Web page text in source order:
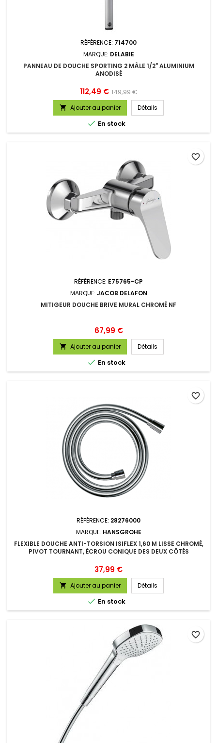
RÉFÉRENCE: 714700
MARQUE: DELABIE
PANNEAU DE DOUCHE SPORTING 2 MÂLE 1/2" ALUMINIUM
ANODISÉ
Prix
112,49 € Prix
de
base
149,99 €
 Ajouter au panier Détails
 En stock
RÉFÉRENCE: E75765-CP
MARQUE: JACOB DELAFON
MITIGEUR DOUCHE BRIVE MURAL CHROMÉ NF
Prix
67,99 €
 Ajouter au panier Détails
 En stock
favorite_border
RÉFÉRENCE: 28276000
MARQUE: HANSGROHE
FLEXIBLE DOUCHE ANTI-TORSION ISIFLEX 1,60 M LISSE CHROMÉ,
PIVOT TOURNANT, ÉCROU CONIQUE DES DEUX CÔTÉS
Prix
37,99 €
 Ajouter au panier Détails
 En stock
favorite_border
favorite_border